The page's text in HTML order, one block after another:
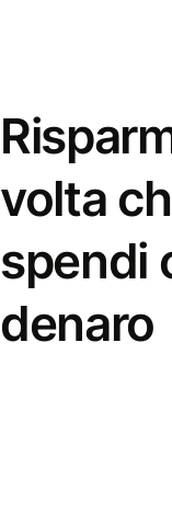
volta
spendi
denaro